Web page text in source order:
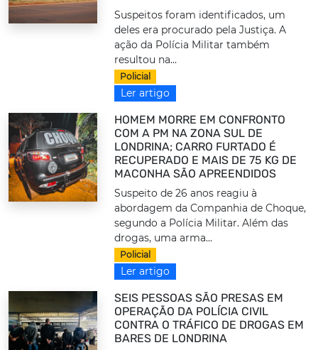
Suspeitos foram identificados, um
deles era procurado pela Justiça. A
ação da Polícia Militar também
resultou na...
Policial
Ler artigo
HOMEM MORRE EM CONFRONTO
COM A PM NA ZONA SUL DE
LONDRINA; CARRO FURTADO É
RECUPERADO E MAIS DE 75 KG DE
MACONHA SÃO APREENDIDOS
Suspeito de 26 anos reagiu à
abordagem da Companhia de Choque,
segundo a Polícia Militar. Além das
drogas, uma arma...
Policial
Ler artigo
SEIS PESSOAS SÃO PRESAS EM
OPERAÇÃO DA POLÍCIA CIVIL
CONTRA O TRÁFICO DE DROGAS EM
BARES DE LONDRINA